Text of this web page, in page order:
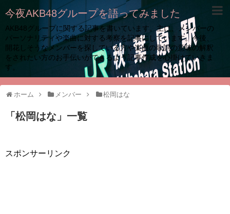
今夜AKB48グループを語ってみました
AKB48グループに関する記事を書いています。主に、メンバーの
パーソナリティや楽曲に対する考察を記事にしています。今後、
開花しそうなメンバーを探している方や楽曲の歌詞の意味の解釈
をされたい方のお手伝いができるよう記事作成を心掛けていきま
す。
ホーム メンバー 松岡はな
「 松岡はな 」 一覧
スポンサーリンク